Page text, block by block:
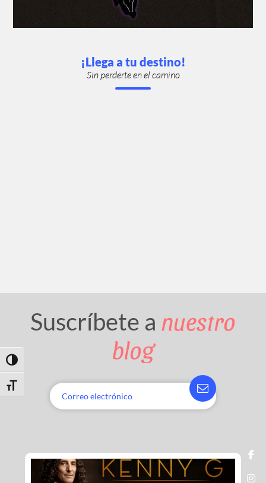
Toggle High Contrast
Toggle Font size
¡Llega a tu destino!
Sin perderte en el camino
Suscríbete a nuestro
blog